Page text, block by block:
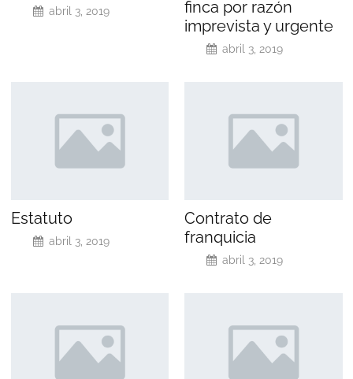
abril 3, 2019
finca por razón
imprevista y urgente
abril 3, 2019
Estatuto
abril 3, 2019
Contrato de
franquicia
abril 3, 2019